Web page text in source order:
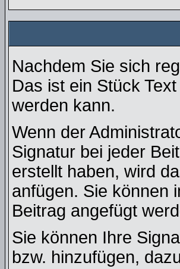
Nachdem Sie sich
Das ist ein Stück
werden kann.
Wenn der
Signatur bei jeder
erstellt haben, wird
anfügen. Sie können
Beitrag angefügt
Sie können Ihre
bzw. hinzufügen,